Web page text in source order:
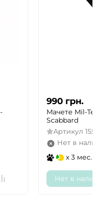
990 грн.
Мачете Mil-Tec
Scabbard
Артикул
Нет в
x 3 мес.
Нет в